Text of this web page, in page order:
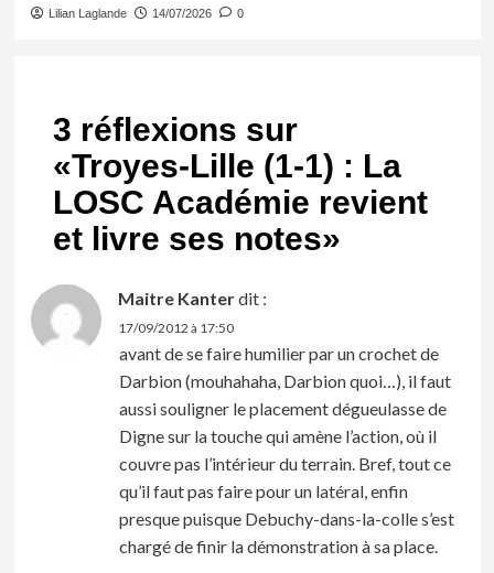
Lilian Laglande 14/07/2026 0
3 réflexions sur
«Troyes-Lille (1-1) : La
LOSC Académie revient
et livre ses notes»
Maitre Kanterdit :
17/09/2012 à 17:50
avant de se faire humilier par un crochet de
Darbion (mouhahaha, Darbion quoi…), il faut
aussi souligner le placement dégueulasse de
Digne sur la touche qui amène l’action, où il
couvre pas l’intérieur du terrain. Bref, tout ce
qu’il faut pas faire pour un latéral, enfin
presque puisque Debuchy-dans-la-colle s’est
chargé de finir la démonstration à sa place.